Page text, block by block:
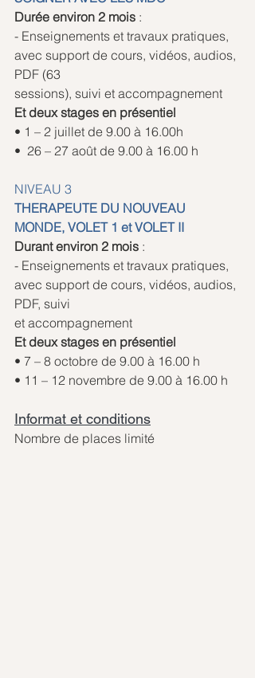
Durée environ 2 mois :
- Enseignements et travaux pratiques,
avec support de cours, vidéos, audios,
PDF (63
sessions), suivi et accompagnement
Et deux stages en présentiel
• 1 – 2 juillet de 9.00 à 16.00h
•  26 – 27 août de 9.00 à 16.00 h
NIVEAU 3
THERAPEUTE DU NOUVEAU
MONDE, VOLET 1 et VOLET II
Durant environ 2 mois :
- Enseignements et travaux pratiques,
avec support de cours, vidéos, audios,
PDF, suivi
et accompagnement
Et deux stages en présentiel
• 7 – 8 octobre de 9.00 à 16.00 h
• 11 – 12 novembre de 9.00 à 16.00 h
Informat et conditions
Nombre de places limité